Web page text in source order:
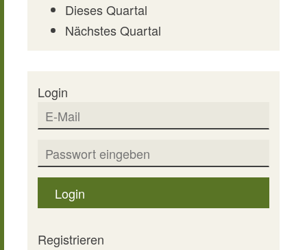
Dieses Quartal
Nächstes Quartal
Login
Login
Registrieren